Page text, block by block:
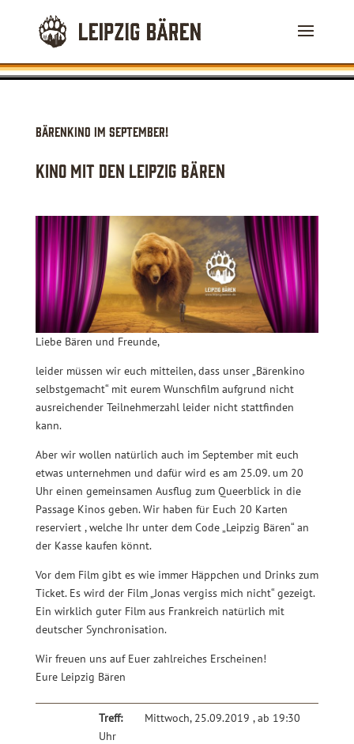
BärenKino im September!
Kino mit den Leipzig Bären
Liebe Bären und Freunde,
leider müssen wir euch mitteilen, dass unser „Bärenkino
selbstgemacht“ mit eurem Wunschfilm aufgrund nicht
ausreichender Teilnehmerzahl leider nicht stattfinden
kann.
Aber wir wollen natürlich auch im September mit euch
etwas unternehmen und dafür wird es am 25.09. um 20
Uhr einen gemeinsamen Ausflug zum Queerblick in die
Passage Kinos geben. Wir haben für Euch 20 Karten
reserviert , welche Ihr unter dem Code „Leipzig Bären“ an
der Kasse kaufen könnt.
Vor dem Film gibt es wie immer Häppchen und Drinks zum
Ticket. Es wird der Film „Jonas vergiss mich nicht“ gezeigt.
Ein wirklich guter Film aus Frankreich natürlich mit
deutscher Synchronisation.
Wir freuen uns auf Euer zahlreiches Erscheinen!
Eure Leipzig Bären
Treff: Mittwoch, 25.09.2019 , ab 19:30
Uhr